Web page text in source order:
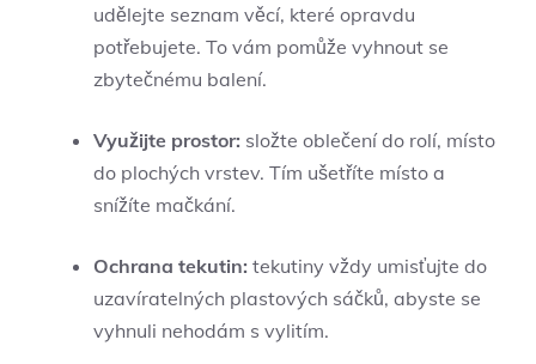
udělejte seznam věcí, které opravdu
potřebujete. To vám pomůže vyhnout se
zbytečnému balení.
Využijte prostor: složte oblečení do rolí, místo
do plochých vrstev. Tím ušetříte místo a
snížíte mačkání.
Ochrana tekutin: tekutiny vždy umisťujte do
uzavíratelných plastových sáčků, abyste se
vyhnuli nehodám s vylitím.